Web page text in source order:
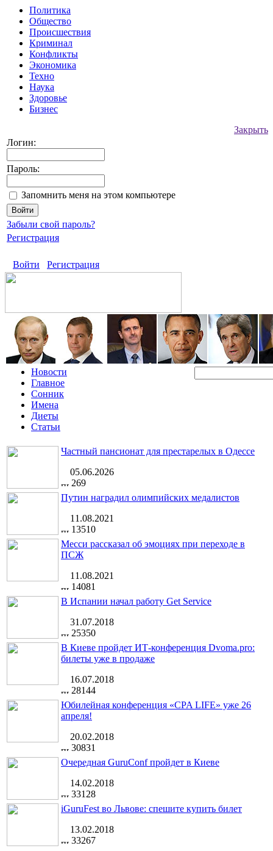
Политика
Общество
Происшествия
Криминал
Конфликты
Экономика
Техно
Наука
Здоровье
Бизнес
Закрыть
Логин:
Пароль:
Запомнить меня на этом компьютере
Забыли свой пароль?
Регистрация
Войти Регистрация
Новости
Главное
Сонник
Имена
Диеты
Статьи
Частный пансионат для престарелых в Одессе
05.06.2026
269
Путин наградил олимпийских медалистов
11.08.2021
13510
Месси рассказал об эмоциях при переходе в
ПСЖ
11.08.2021
14081
В Испании начал работу Get Service
31.07.2018
25350
В Киеве пройдет ИТ-конференция Dvoma.pro:
билеты уже в продаже
16.07.2018
28144
Юбилейная конференция «CPA LIFE» уже 26
апреля!
20.02.2018
30831
Очередная GuruConf пройдет в Киеве
14.02.2018
33128
iGuruFest во Львове: спешите купить билет
13.02.2018
33267